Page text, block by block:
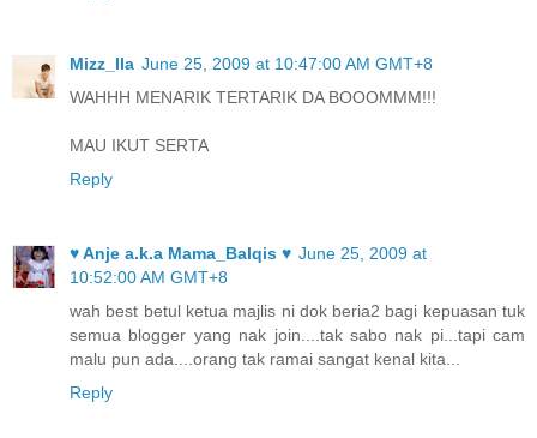
Mizz_Ila June 25, 2009 at 10:47:00 AM GMT+8
WAHHH MENARIK TERTARIK DA BOOOMMM!!!
MAU IKUT SERTA
Reply
♥ Anje a.k.a Mama_Balqis ♥ June 25, 2009 at
10:52:00 AM GMT+8
wah best betul ketua majlis ni dok beria2 bagi kepuasan tuk
semua blogger yang nak join....tak sabo nak pi...tapi cam
malu pun ada....orang tak ramai sangat kenal kita...
Reply